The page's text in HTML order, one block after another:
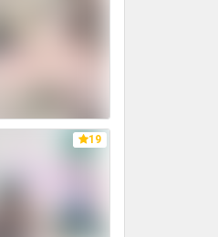
19